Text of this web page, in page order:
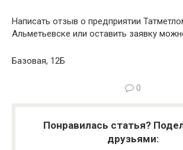
Написать отзыв о предприятии
Альметьевске или оставить заявку
Базовая, 12Б
0
Понравилась статья?
друзьями: